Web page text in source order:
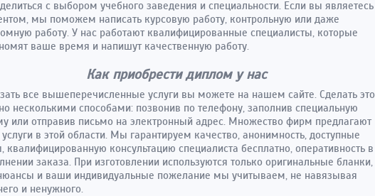
с выбором учебного заведения и специальности. Если вы являетесь
мы поможем написать курсовую работу, контрольную или даже
работу. У нас работают квалифицированные специалисты, которые
ваше время и напишут качественную работу.
Как приобрести диплом у нас
все вышеперечисленные услуги вы можете на нашем сайте. Сделать это
несколькими способами: позвонив по телефону, заполнив специальную
или отправив письмо на электронный адрес. Множество фирм предлагают
в этой области. Мы гарантируем качество, анонимность, доступные
квалифицированную консультацию специалиста бесплатно, оперативность в
заказа. При изготовлении используются только оригинальные бланки,
и ваши индивидуальные пожелание мы учитываем, не навязывая
и ненужного.